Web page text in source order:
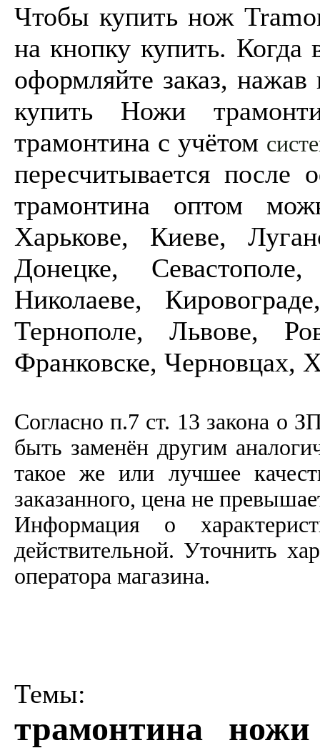
Чтобы купить нож
на кнопку купить. Когда
оформляйте заказ,
купить Ножи
трамонтина с учётом
пересчитывается после
трамонтина оптом
Харькове, Киеве,
Донецке,
Николаеве,
Тернополе, Львове,
Франковске, Черновцах,
Согласно п.7 ст. 13 закона о
быть заменён другим
такое же или лучшее
заказанного, цена не
Информация о
действительной. Уточнить
оператора магазина.
Темы:
трамонтина